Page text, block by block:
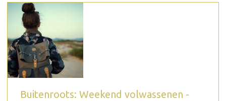
Buitenroots: Weekend volwassenen -